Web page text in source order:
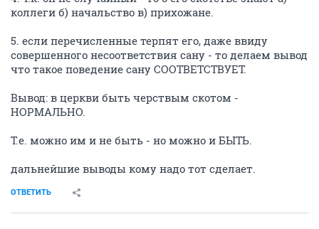
коллеги б) начальство в) прихожане.
5. если перечисленные терпят его, даже ввиду
совершенного несоответствия сану - то делаем вывод
что такое поведение сану СООТВЕТСТВУЕТ.
Вывод: в церкви быть черствым скотом -
НОРМАЛЬНО.
Т.е. можно им и не быть - но можно и БЫТЬ.
дальнейшие выводы кому надо тот сделает.
ОТВЕТИТЬ